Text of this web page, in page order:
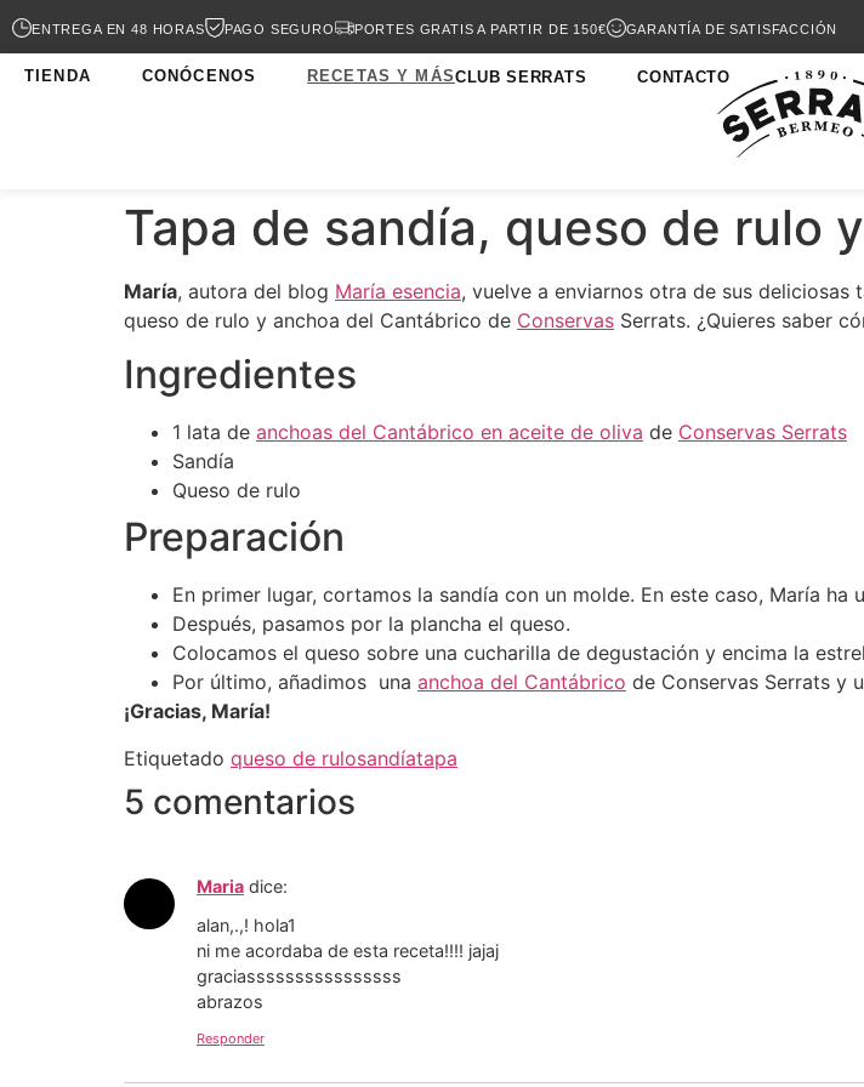
ENTREGA EN 48 HORAS PAGO SEGURO PORTES GRATIS A PARTIR DE 150€ GARANTÍA DE SATISFACCIÓN
TIENDA CONÓCENOS RECETAS Y MÁSCLUB SERRATS CONTACTO
Tapa de sandía, queso de rulo
María, autora del blog María esencia, vuelve a enviarnos otra de sus deliciosas
queso de rulo y anchoa del Cantábrico de Conservas Serrats. ¿Quieres saber
Ingredientes
1 lata de anchoas del Cantábrico en aceite de oliva de Conservas Serrats
Sandía
Queso de rulo
Preparación
En primer lugar, cortamos la sandía con un molde. En este caso, María
Después, pasamos por la plancha el queso.
Colocamos el queso sobre una cucharilla de degustación y encima la
Por último, añadimos una anchoa del Cantábrico de Conservas Serrats y
¡Gracias, María!
Etiquetado queso de rulosandíatapa
5 comentarios
Maria dice:
alan,.,! hola1
ni me acordaba de esta receta!!!! jajaj
graciassssssssssssssss
abrazos
Responder